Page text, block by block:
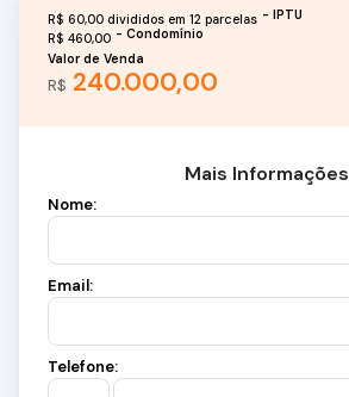
R$ 240.000,00
Valor de Venda
R$ 60,00 divididos em 12 parcelas
R$ 460,00
Mais Informações
Nome:
Email:
Telefone: